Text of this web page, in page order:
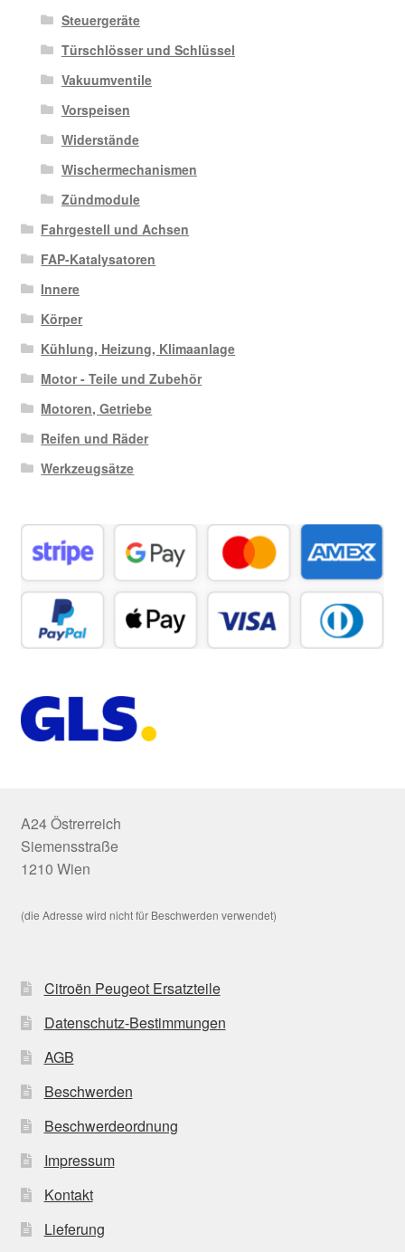
Steuergeräte
Türschlösser und Schlüssel
Vakuumventile
Vorspeisen
Widerstände
Wischermechanismen
Zündmodule
Fahrgestell und Achsen
FAP-Katalysatoren
Innere
Körper
Kühlung, Heizung, Klimaanlage
Motor - Teile und Zubehör
Motoren, Getriebe
Reifen und Räder
Werkzeugsätze
A24 Östrerreich
Siemensstraße
1210 Wien
(die Adresse wird nicht für Beschwerden verwendet)
Citroën Peugeot Ersatzteile
Datenschutz-Bestimmungen
AGB
Beschwerden
Beschwerdeordnung
Impressum
Kontakt
Lieferung